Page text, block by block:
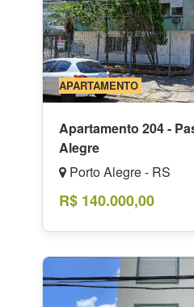
APARTAMENTO
Apartamento 204 -
Alegre
Porto Alegre - RS
R$ 140.000,00